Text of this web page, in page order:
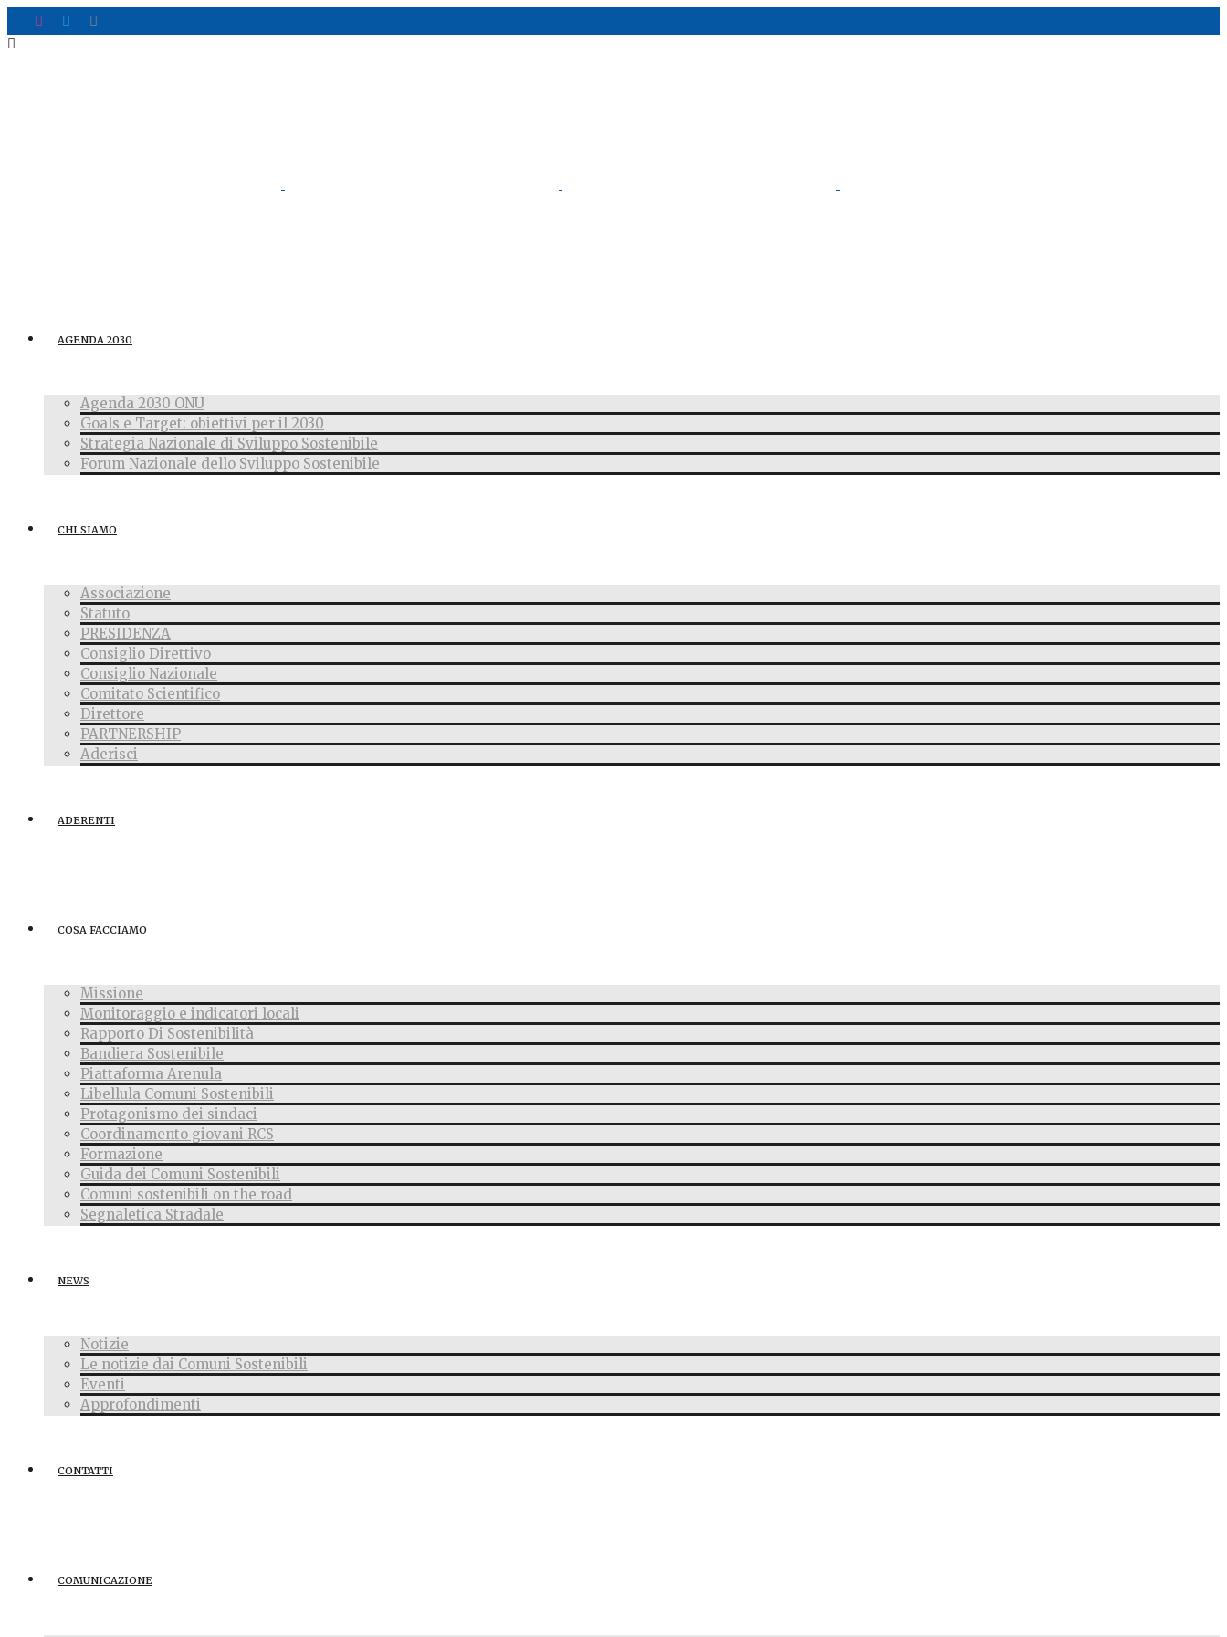
AGENDA 2030
Agenda 2030 ONU
Goals e Target: obiettivi per il 2030
Strategia Nazionale di Sviluppo Sostenibile
Forum Nazionale dello Sviluppo Sostenibile
CHI SIAMO
Associazione
Statuto
PRESIDENZA
Consiglio Direttivo
Consiglio Nazionale
Comitato Scientifico
Direttore
PARTNERSHIP
Aderisci
ADERENTI
COSA FACCIAMO
Missione
Monitoraggio e indicatori locali
Rapporto Di Sostenibilità
Bandiera Sostenibile
Piattaforma Arenula
Libellula Comuni Sostenibili
Protagonismo dei sindaci
Coordinamento giovani RCS
Formazione
Guida dei Comuni Sostenibili
Comuni sostenibili on the road
Segnaletica Stradale
NEWS
Notizie
Le notizie dai Comuni Sostenibili
Eventi
Approfondimenti
CONTATTI
COMUNICAZIONE